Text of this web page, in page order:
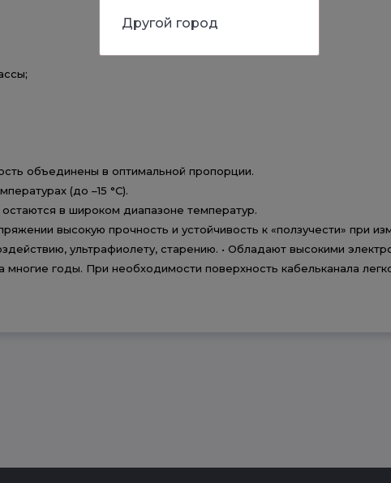
объединены в оптимальной пропорции.
(до –15 °С).
в широком диапазоне температур.
высокую прочность и устойчивость к «ползучести» при
ультрафиолету, старению. • Обладают высокими
многие годы. При необходимости поверхность кабельканала
Другой город